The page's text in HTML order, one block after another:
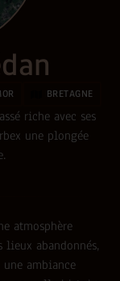
BRETAGNE
riche avec ses
une plongée
atmosphère
lieux abandonnés,
ambiance